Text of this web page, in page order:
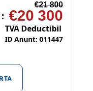
€21 800
€20 300
TVA Deductibil
ID Anunt: 011447